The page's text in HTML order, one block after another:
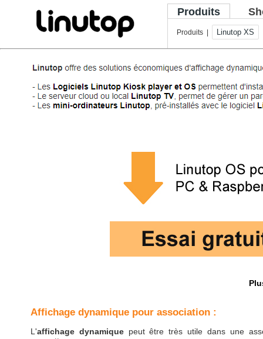
Produits
Produits | Linutop XS
Affichage dynamique pour association :
L'affichage dynamiquepeut être très utile dans une